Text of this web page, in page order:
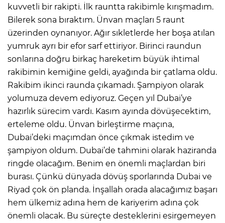
kuvvetli bir rakipti. İlk rauntta rakibimle kırışmadım.
Bilerek sona bıraktım. Ünvan maçları 5 raunt
üzerinden oynanıyor. Ağır sıkletlerde her boşa atılan
yumruk ayrı bir efor sarf ettiriyor. Birinci raundun
sonlarına doğru birkaç hareketim büyük ihtimal
rakibimin kemiğine geldi, ayağında bir çatlama oldu.
Rakibim ikinci raunda çıkamadı. Şampiyon olarak
yolumuza devem ediyoruz. Geçen yıl Dubai’ye
hazırlık sürecim vardı. Kasım ayında dövüşecektim,
erteleme oldu. Ünvan birleştirme maçına,
Dubai’deki maçımdan önce çıkmak istedim ve
şampiyon oldum. Dubai’de tahmini olarak haziranda
ringde olacağım. Benim en önemli maçlardan biri
burası. Çünkü dünyada dövüş sporlarında Dubai ve
Riyad çok ön planda. İnşallah orada alacağımız başarı
hem ülkemiz adına hem de kariyerim adına çok
önemli olacak. Bu süreçte desteklerini esirgemeyen